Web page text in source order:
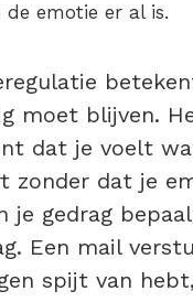
de emotie er al is.
moet blijven.
dat je voelt
zonder dat je
je gedrag
Een mail
spijt van